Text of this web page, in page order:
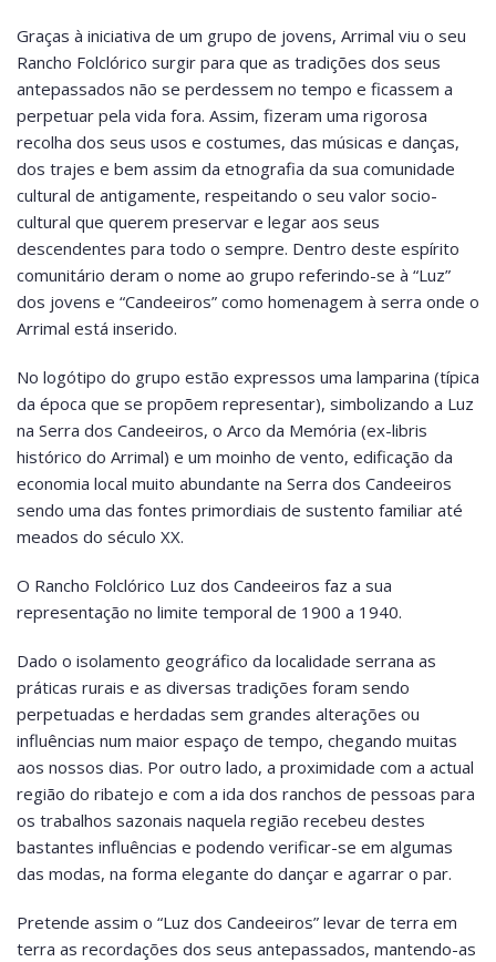
Graças à iniciativa de um grupo de jovens, Arrimal viu o seu
Rancho Folclórico surgir para que as tradições dos seus
antepassados não se perdessem no tempo e ficassem a
perpetuar pela vida fora. Assim, fizeram uma rigorosa
recolha dos seus usos e costumes, das músicas e danças,
dos trajes e bem assim da etnografia da sua comunidade
cultural de antigamente, respeitando o seu valor socio-
cultural que querem preservar e legar aos seus
descendentes para todo o sempre. Dentro deste espírito
comunitário deram o nome ao grupo referindo-se à “Luz”
dos jovens e “Candeeiros” como homenagem à serra onde o
Arrimal está inserido.
No logótipo do grupo estão expressos uma lamparina (típica
da época que se propõem representar), simbolizando a Luz
na Serra dos Candeeiros, o Arco da Memória (ex-libris
histórico do Arrimal) e um moinho de vento, edificação da
economia local muito abundante na Serra dos Candeeiros
sendo uma das fontes primordiais de sustento familiar até
meados do século XX.
O Rancho Folclórico Luz dos Candeeiros faz a sua
representação no limite temporal de 1900 a 1940.
Dado o isolamento geográfico da localidade serrana as
práticas rurais e as diversas tradições foram sendo
perpetuadas e herdadas sem grandes alterações ou
influências num maior espaço de tempo, chegando muitas
aos nossos dias. Por outro lado, a proximidade com a actual
região do ribatejo e com a ida dos ranchos de pessoas para
os trabalhos sazonais naquela região recebeu destes
bastantes influências e podendo verificar-se em algumas
das modas, na forma elegante do dançar e agarrar o par.
Pretende assim o “Luz dos Candeeiros” levar de terra em
terra as recordações dos seus antepassados, mantendo-as